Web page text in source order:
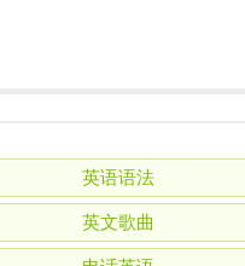
英语语法
英文歌曲